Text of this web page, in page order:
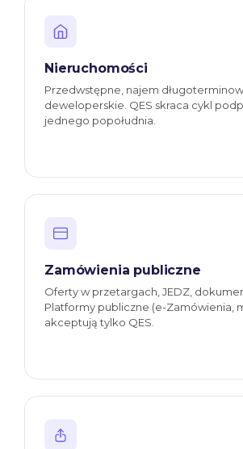
Nieruchomości
Przedwstępne, najem
deweloperskie. QES skraca cykl
jednego popołudnia.
Zamówienia publiczne
Oferty w przetargach, JEDZ,
Platformy publiczne (e-Zamówienia,
akceptują tylko QES.